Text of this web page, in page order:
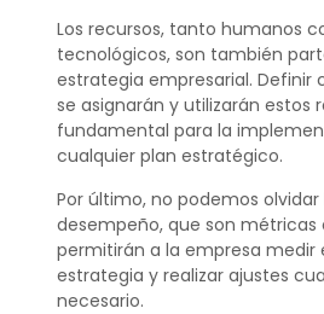
Los recursos, tanto humanos
tecnológicos, son también
estrategia empresarial.
se asignarán y utilizarán estos
fundamental para la
cualquier plan estratégico.
Por último, no podemos
desempeño, que son métricas
permitirán a la empresa medir
estrategia y realizar ajustes
necesario.